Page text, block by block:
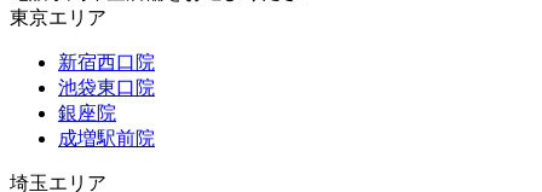
東京エリア
新宿西口院
池袋東口院
銀座院
成増駅前院
埼玉エリア